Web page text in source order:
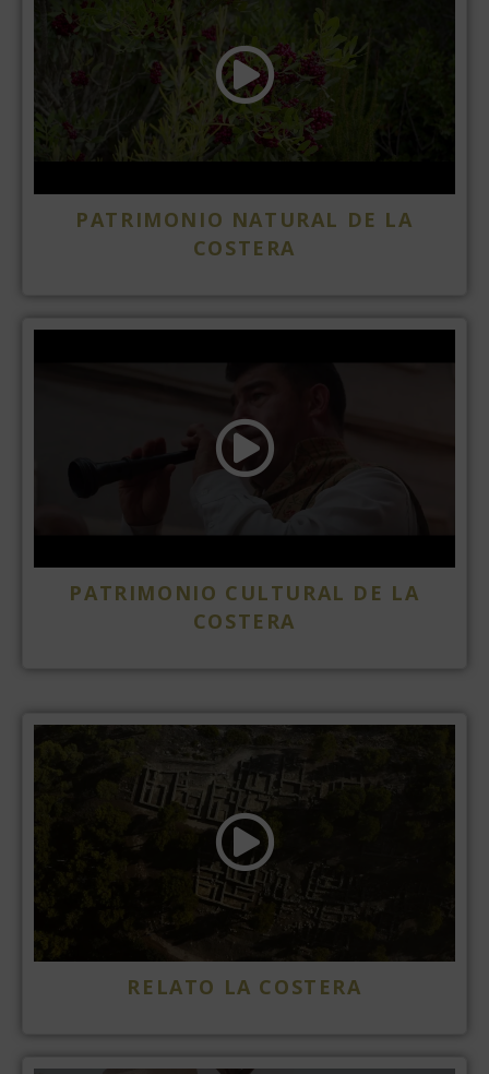
PATRIMONIO NATURAL DE LA
COSTERA
PATRIMONIO CULTURAL DE LA
COSTERA
RELATO LA COSTERA